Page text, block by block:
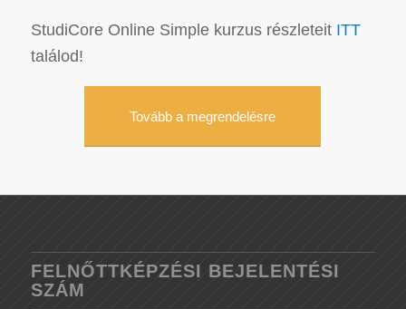
StudiCore Online Simple kurzus részleteit ITT
találod!
Tovább a megrendelésre
FELNŐTTKÉPZÉSI BEJELENTÉSI
SZÁM